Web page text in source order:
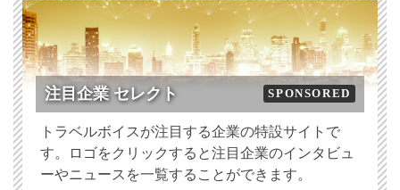
注目企業 セレクト SPONSORED
トラベルボイスが注目する企業の特設サイトで
す。ロゴをクリックすると注目企業のインタビュ
ーやニュースを一覧することができます。